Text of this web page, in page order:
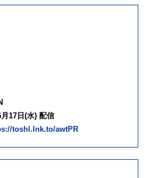
17日(水) 配信
toshl.lnk.to/awtPR